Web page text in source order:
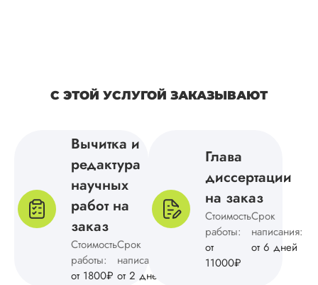
С ЭТОЙ УСЛУГОЙ ЗАКАЗЫВАЮТ
Вычитка и
редактура
научных
работ на
заказ
Стоимость
работы:
от 1800₽
Срок
написания:
от 2 дней
Глава
диссертации
на заказ
Стоимость
работы:
от
11000₽
Срок
написания:
от 6 дней
Читать полный
ожидания. 👍
Ирина
Вид работы:
Докторская
диссертация